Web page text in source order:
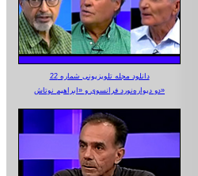
دانلود مجله تلویزیونی شماره 22
دو دیواره‌نورد فرانسوی و «ابراهیم نوتاش»